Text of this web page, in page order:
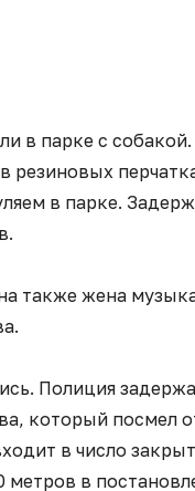
в парке с
резиновых
в парке.
также жена
Полиция
который посмел
в число
метров в